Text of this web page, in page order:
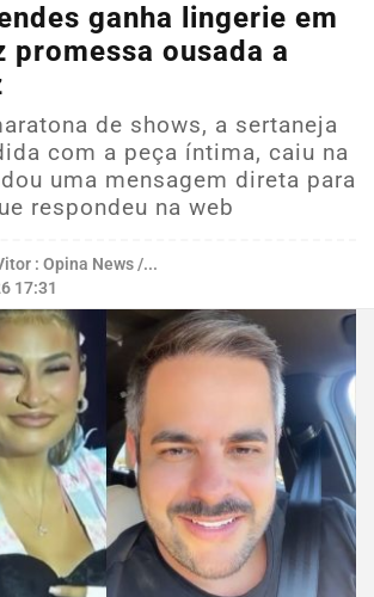
ganha lingerie em
promessa ousada a
de shows, a sertaneja
com a peça íntima, caiu na
uma mensagem direta para
respondeu na web
: Opina News /...
17:31